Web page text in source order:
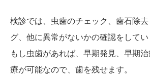
検診では、虫歯のチェック、歯石除
グ、他に異常がないかの確認をしてい
もし虫歯があれば、早期発見、早期
療が可能なので、歯を残せます。